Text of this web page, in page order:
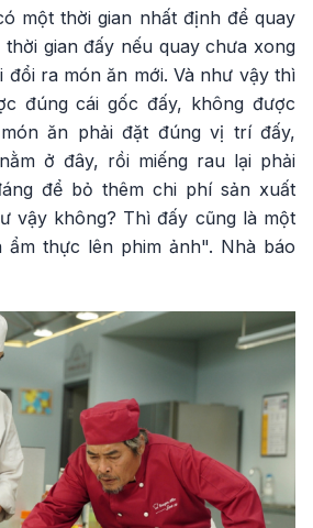
một thời gian nhất định để quay
gian đấy nếu quay chưa xong
đổi ra món ăn mới. Và như vậy thì
đúng cái gốc đấy, không được
ăn phải đặt đúng vị trí đấy,
ở đây, rồi miếng rau lại phải
để bỏ thêm chi phí sản xuất
vậy không? Thì đấy cũng là một
ẩm thực lên phim ảnh". Nhà báo